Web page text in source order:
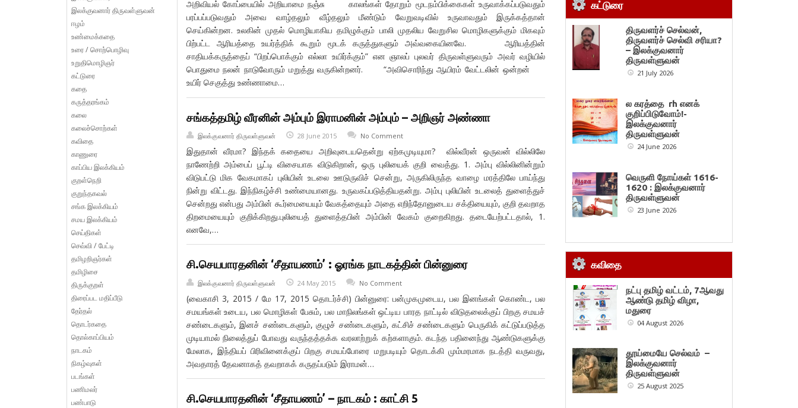
அறிவியல் கோப்பையில் அறியாமை நஞ்சு காலங்கள் தோறும் மூடநம்பிக்கைகள் உருவாக்கப்படுவதும்
பரப்பப்படுவதும் அவை வாழ்தலும் வீழ்தலும் மீண்டும் வேறுவடிவில் உருவாவதும் இருக்கத்தான்
செய்கின்றன. உலகின் முதல் மொழியாகிய தமிழுக்கும் பாலி முதலிய வேறுசில மொழிகளுக்கும் மிகவும்
பிற்பட்ட ஆரியத்தை உயர்த்திக் கூறும் மூடக் கருத்துகளும் அவ்வகையினவே. ஆரியத்தின்
சாதியக்கருத்தைப் “பிறப்பொக்கும் எல்லா உயிர்க்கும்” என ஞாலப் புலவர் திருவள்ளுவரும் அவர் வழியில்
பொதுமை நலன் நாடுவோரும் மறுத்து வருகின்றனர். “அவிசொரிந்து ஆயிரம் வேட்டலின் ஒன்றன்
உயிர் செகுத்து உண்ணாமை…
சங்கத்தமிழ் வீரனின் அம்பும் இராமனின் அம்பும் – அறிஞர் அண்ணா
இலக்குவனார் திருவள்ளுவன் 28 June 2015 No Comment
இதுதான் வீரமா? இந்தக் கதையை அறிவுடையதென்று ஏற்கமுடியுமா? வில்வீரன் ஒருவன் வில்லிலே
நாணேற்றி அம்பைப் பூட்டி விசையாக விடுகிறான், ஒரு புலியைக் குறி வைத்து. 1. அம்பு வில்லினின்றும்
விடுபட்டு மிக வேகமாகப் புலியின் உடலை ஊடுருவிச் சென்று, அருகிலிருந்த வாழை மரத்திலே பாய்ந்து
நின்று விட்டது. இந்நிகழ்ச்சி உண்மையானது. உருவகப்படுத்தியதன்று. அம்பு புலியின் உடலைத் துளைத்துச்
சென்றது என்பது அம்பின் கூர்மையையும் வேகத்தையும் அதை எறிந்தோனுடைய சக்தியையும், குறி தவறாத
திறமையையும் குறிக்கிறது.புலியைத் துளைத்தபின் அம்பின் வேகம் குறைகிறது. தடையேற்பட்டதால், 1.
எனவே,…
சி.செயபாரதனின் ‘சீதாயணம்’ : ஓரங்க நாடகத்தின் பின்னுரை
இலக்குவனார் திருவள்ளுவன் 24 May 2015 No Comment
(வைகாசி 3, 2015 / மே 17, 2015 தொடர்ச்சி) பின்னுரை: பன்முகமுடைய, பல இனங்கள் கொண்ட, பல
சமயங்கள் உடைய, பல மொழிகள் பேசும், பல மாநிலங்கள் ஒட்டிய பாரத நாட்டில் விடுதலைக்குப் பிறகு சமயச்
சண்டைகளும், இனச் சண்டைகளும், குழுச் சண்டைகளும், கட்சிச் சண்டைகளும் பெருகிக் கட்டுப்படுத்த
முடியாமல் நிலைத்துப் போவது வருந்தத்தக்க வரலாற்றுக் கற்களாகும். கடந்த பதினைந்து ஆண்டுகளுக்கு
மேலாக, இந்தியப் பிரிவினைக்குப் பிறகு சமயப்போரை மறுபடியும் தொடக்கி மும்மரமாக நடத்தி வருவது,
அவதாரத் தேவனாகத் தவறாகக் கருதப்படும் இராமன்…
சி.செயபாரதனின் ‘சீதாயணம்’ – நாடகம் : காட்சி 5
இலக்குவனார் திருவள்ளுவன்
ஈழம்
உண்மைக்கதை
உரை / சொற்பொழிவு
உறுதிமொழிஞர்
கட்டுரை
கதை
கருத்தரங்கம்
கலை
கலைச்சொற்கள்
கவிதை
காணுரை
காப்பிய இலக்கியம்
குறள்நெறி
குறுந்தகவல்
சங்க இலக்கியம்
சமய இலக்கியம்
செய்திகள்
செவ்வி / பேட்டி
தமிழறிஞர்கள்
தமிழிசை
திருக்குறள்
திரைப்பட மதிப்பீடு
தேர்தல்
தொடர்கதை
தொல்காப்பியம்
நாடகம்
நிகழ்வுகள்
படங்கள்
பணிமலர்
பண்பாடு
கட்டுரை
திருவளர்ச் செல்வன்,
திருவளர்ச் செல்வி சரியா?
– இலக்குவனார்
திருவள்ளுவன்
21 July 2026
ல கரத்தை rh எனக்
குறிப்பிடுவோம்!-
இலக்குவனார்
திருவள்ளுவன்
24 June 2026
வெருளி நோய்கள் 1616-
1620 : இலக்குவனார்
திருவள்ளுவன்
23 June 2026
கவிதை
நட்பு தமிழ் வட்டம், 7ஆவது
ஆண்டு தமிழ் விழா,
மதுரை
04 August 2026
தூய்மையே செல்வம் –
இலக்குவனார்
திருவள்ளுவன்
25 August 2025